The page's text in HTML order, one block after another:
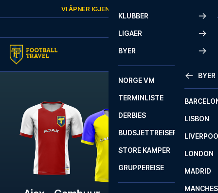
VI ÅPNER IGJEN
KLUBBER
LIGAER
BYER
BYER
LISBON
LONDON
MADRID
NORGE VM
TERMINLISTE
DERBIES
BUDSJETTREISER
STORE KAMPER
GRUPPEREISE